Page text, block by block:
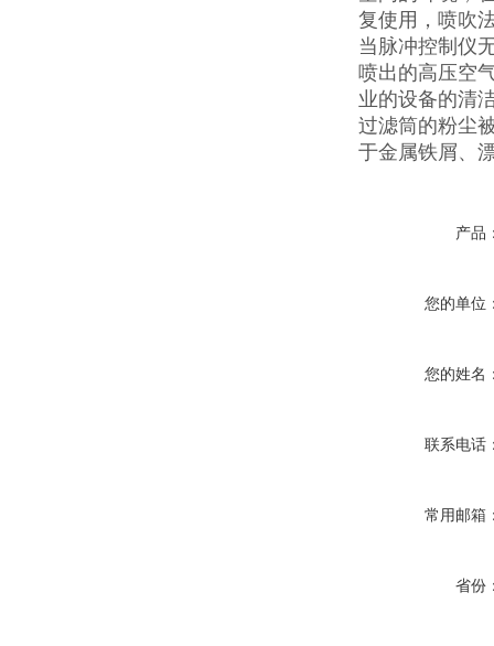
复使用，喷吹
当脉冲控制仪
喷出的高压空
业的设备的清
过滤筒的粉尘
于金属铁屑、
产品
您的单位
您的姓名
联系电话
常用邮箱
省份